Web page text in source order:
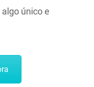
único e